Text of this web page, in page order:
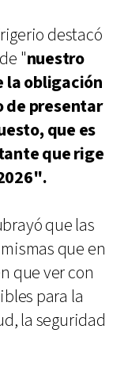
destacó
"nuestro
la obligación
de presentar
que es
que rige
que las
que en
que ver con
para la
la seguridad